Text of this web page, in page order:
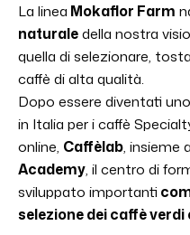
La linea Mokaflor Farm
naturaledella nostra
quella di selezionare,
caffè di alta qualità.
Dopo essere diventati
in Italia per i caffè
online, Caffèlab, insieme
Academy, il centro di
sviluppato importanti
selezione dei caffè